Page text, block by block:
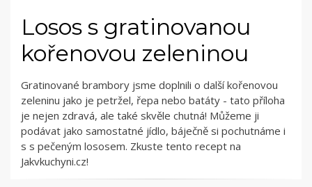
Losos s gratinovanou
kořenovou zeleninou
Gratinované brambory jsme doplnili o další kořenovou
zeleninu jako je petržel, řepa nebo batáty - tato příloha
je nejen zdravá, ale také skvěle chutná! Můžeme ji
podávat jako samostatné jídlo, báječně si pochutnáme i
s s pečeným lososem. Zkuste tento recept na
Jakvkuchyni.cz!